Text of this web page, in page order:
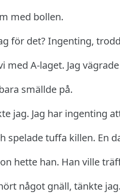
med bollen.
för det?Ingenting,
med A-laget. Jag
smällde på.
jag. Jag har ingenting
spelade tuffa killen. En
hette han. Han ville
något gnäll, tänkte jag.